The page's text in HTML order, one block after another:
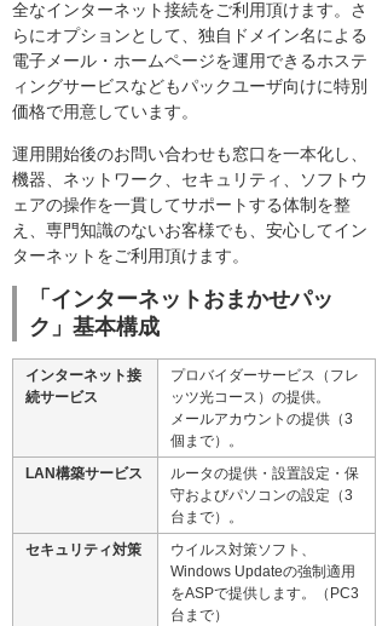
全なインターネット接続をご利用頂けます。さ
らにオプションとして、独自ドメイン名による
電子メール・ホームページを運用できるホステ
ィングサービスなどもパックユーザ向けに特別
価格で用意しています。
運用開始後のお問い合わせも窓口を一本化し、
機器、ネットワーク、セキュリティ、ソフトウ
ェアの操作を一貫してサポートする体制を整
え、専門知識のないお客様でも、安心してイン
ターネットをご利用頂けます。
「インターネットおまかせパッ
ク」基本構成
インターネット接
続サービス
プロバイダーサービス（フレ
ッツ光コース）の提供。
メールアカウントの提供（3
個まで）。
LAN構築サービス
ルータの提供・設置設定・保
守およびパソコンの設定（3
台まで）。
セキュリティ対策
ウイルス対策ソフト、
Windows Updateの強制適用
をASPで提供します。（PC3
台まで）